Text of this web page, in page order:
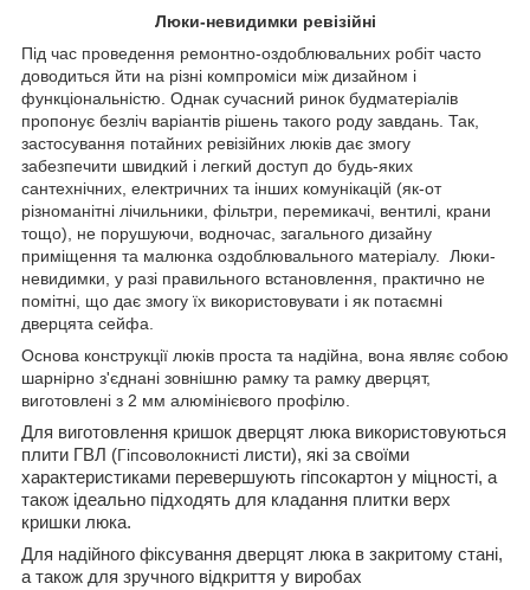
Люки-невидимки ревізійні
Під час проведення ремонтно-оздоблювальних робіт часто
доводиться йти на різні компроміси між дизайном і
функціональністю. Однак сучасний ринок будматеріалів
пропонує безліч варіантів рішень такого роду завдань. Так,
застосування потайних ревізійних люків дає змогу
забезпечити швидкий і легкий доступ до будь-яких
сантехнічних, електричних та інших комунікацій (як-от
різноманітні лічильники, фільтри, перемикачі, вентилі, крани
тощо), не порушуючи, водночас, загального дизайну
приміщення та малюнка оздоблювального матеріалу. Люки-
невидимки, у разі правильного встановлення, практично не
помітні, що дає змогу їх використовувати і як потаємні
дверцята сейфа.
Основа конструкції люків проста та надійна, вона являє собою
шарнірно з'єднані зовнішню рамку та рамку дверцят,
виготовлені з 2 мм алюмінієвого профілю.
Для виготовлення кришок дверцят люка використовуються
плити ГВЛ (Гіпсоволокнисті листи), які за своїми
характеристиками перевершують гіпсокартон у міцності, а
також ідеально підходять для кладання плитки верх
кришки люка.
Для надійного фіксування дверцят люка в закритому стані,
а також для зручного відкриття у виробах